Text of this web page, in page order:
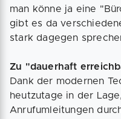
man könne ja eine
gibt es da
stark dagegen
Zu "dauerhaft
Dank der modernen
heutzutage in der
Anrufumleitungen